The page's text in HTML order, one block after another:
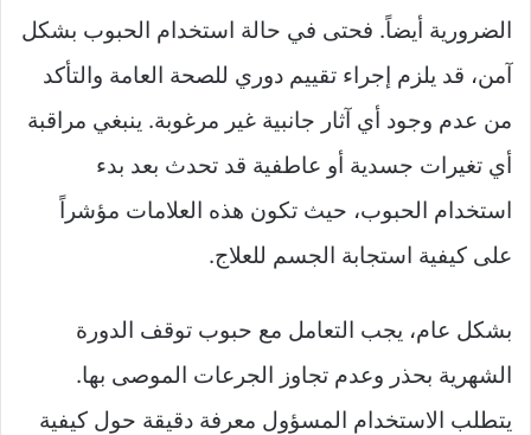
الضرورية أيضاً. فحتى في حالة استخدام الحبوب بشكل
آمن، قد يلزم إجراء تقييم دوري للصحة العامة والتأكد
من عدم وجود أي آثار جانبية غير مرغوبة. ينبغي مراقبة
أي تغيرات جسدية أو عاطفية قد تحدث بعد بدء
استخدام الحبوب، حيث تكون هذه العلامات مؤشراً
على كيفية استجابة الجسم للعلاج.
بشكل عام، يجب التعامل مع حبوب توقف الدورة
الشهرية بحذر وعدم تجاوز الجرعات الموصى بها.
يتطلب الاستخدام المسؤول معرفة دقيقة حول كيفية